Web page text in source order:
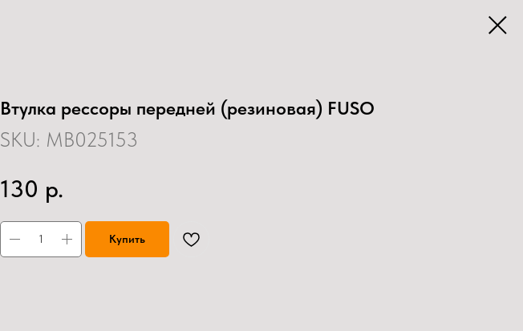
Втулка рессоры передней (резиновая) FUSO
SKU: MB025153
130 р.
Купить